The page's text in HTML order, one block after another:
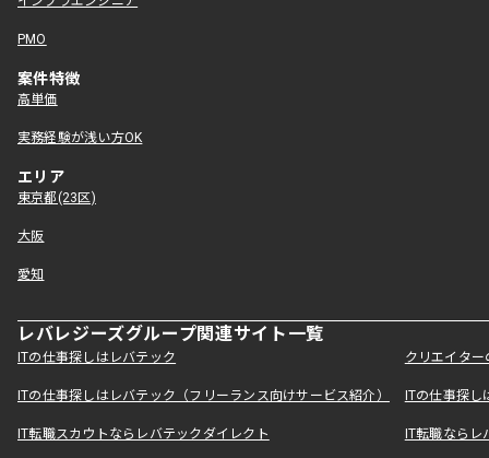
PMO
案件特徴
高単価
実務経験が浅い方OK
エリア
東京都(23区)
大阪
愛知
レバレジーズグループ関連サイト一覧
ITの仕事探しはレバテック クリエイタ
ITの仕事探しはレバテック（フリーランス向けサービス紹介） ITの仕事探
IT転職スカウトならレバテックダイレクト IT転職なら